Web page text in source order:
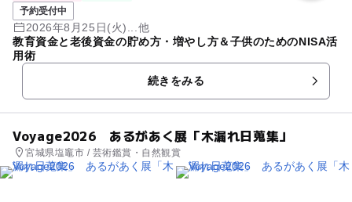
予約受付中
2026年8月25日(火)...他
教育資金と老後資金の貯め方・増やし方＆子供のためのNISA活
用術
続きをみる
Voyage2026 あるがあく展「木漏れ日蒐集」
宮城県塩竈市 / 芸術鑑賞・自然観賞